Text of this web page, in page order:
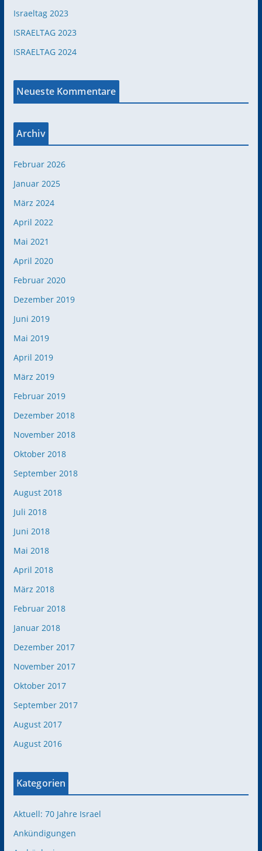
Israeltag 2023
ISRAELTAG 2023
ISRAELTAG 2024
Neueste Kommentare
Archiv
Februar 2026
Januar 2025
März 2024
April 2022
Mai 2021
April 2020
Februar 2020
Dezember 2019
Juni 2019
Mai 2019
April 2019
März 2019
Februar 2019
Dezember 2018
November 2018
Oktober 2018
September 2018
August 2018
Juli 2018
Juni 2018
Mai 2018
April 2018
März 2018
Februar 2018
Januar 2018
Dezember 2017
November 2017
Oktober 2017
September 2017
August 2017
August 2016
Kategorien
Aktuell: 70 Jahre Israel
Ankündigungen